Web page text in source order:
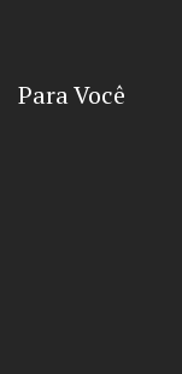
Para Você